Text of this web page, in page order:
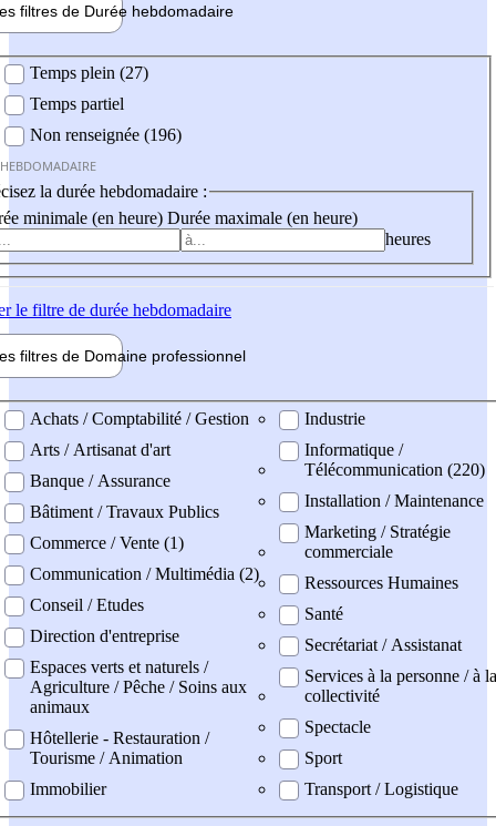
filtres de Durée hebdomadaire
Temps plein (27)
Temps partiel
Non renseignée (196)
la durée hebdomadaire :
minimale (en heure) Durée maximale (en heure)
heures
le filtre de durée hebdomadaire
filtres de Domaine professionnel
professionel
Achats / Comptabilité / Gestion
Arts / Artisanat d'art
Banque / Assurance
Bâtiment / Travaux Publics
Commerce / Vente (1)
Communication / Multimédia (2)
Conseil / Etudes
Direction d'entreprise
Espaces verts et naturels /
Agriculture / Pêche / Soins aux
animaux
Hôtellerie - Restauration /
Tourisme / Animation
Immobilier
Industrie
Informatique /
Télécommunication (220)
Installation / Maintenance
Marketing / Stratégie
commerciale
Ressources Humaines
Santé
Secrétariat / Assistanat
Services à la personne / à la
collectivité
Spectacle
Sport
Transport / Logistique